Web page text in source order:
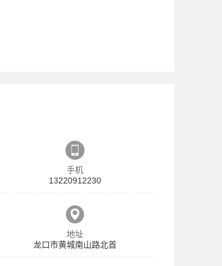
手机
13220912230
地址
龙口市黄城南山路北首